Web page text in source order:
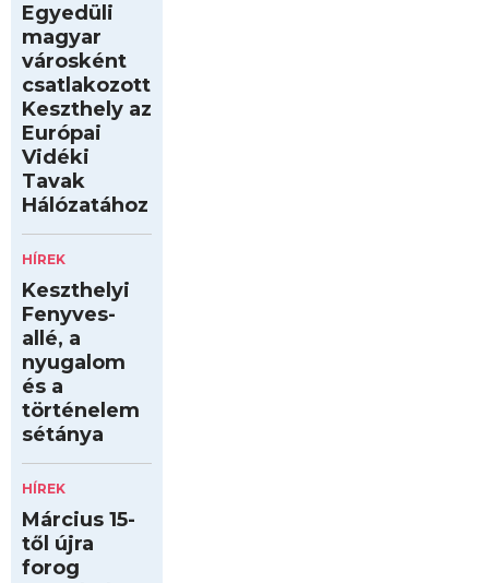
Egyedüli
magyar
városként
csatlakozott
Keszthely az
Európai
Vidéki
Tavak
Hálózatához
HÍREK
Keszthelyi
Fenyves-
allé, a
nyugalom
és a
történelem
sétánya
HÍREK
Március 15-
től újra
forog